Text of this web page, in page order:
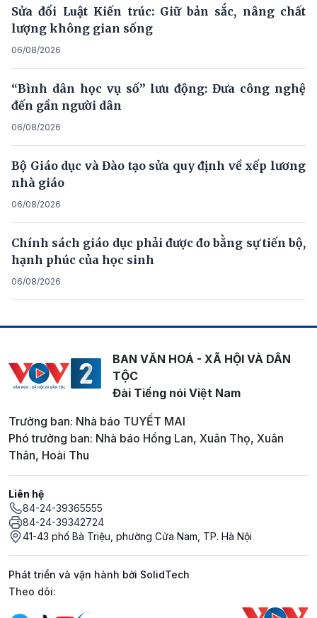
Sửa đổi Luật Kiến trúc: Giữ bản sắc, nâng chất
lượng không gian sống
06/08/2026
“Bình dân học vụ số” lưu động: Đưa công nghệ
đến gần người dân
06/08/2026
Bộ Giáo dục và Đào tạo sửa quy định về xếp lương
nhà giáo
06/08/2026
Chính sách giáo dục phải được đo bằng sự tiến bộ,
hạnh phúc của học sinh
06/08/2026
BAN VĂN HOÁ - XÃ HỘI VÀ DÂN
TỘC
Đài Tiếng nói Việt Nam
Trưởng ban: Nhà báo TUYẾT MAI
Phó trưởng ban: Nhà báo Hồng Lan, Xuân Thọ, Xuân
Thân, Hoài Thu
Liên hệ
84-24-39365555
84-24-39342724
41-43 phố Bà Triệu, phường Cửa Nam, TP. Hà Nội
Phát triển và vận hành bởi SolidTech
Mạng xã hội
Theo dõi: